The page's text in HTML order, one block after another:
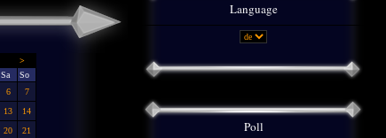
>
Sa
So
6
7
13
14
20
21
Language
Poll